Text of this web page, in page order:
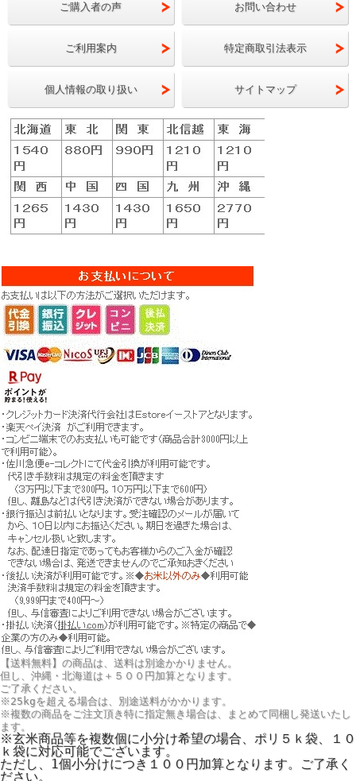
ご購入者の声 お問い合わせ
ご利用案内 特定商取引法表示
個人情報の取り扱い サイトマップ
【送料無料】の商品は、送料は別途かかりません。
但し、 沖縄・北海道は＋５００円 加算となります。
ご了承ください。
※25kgを超える場合は、別途送料がかかります。
※複数の商品をご注文頂き特に指定無き場合は、まとめて同梱し発送いたし
ます。
※玄米商品等を複数個に小分け希望の場合、ポリ５ｋ袋、１０
ｋ袋に対応可能でございます。
ただし、1個小分けにつき１００円加算となります。ご了承く
ださい。